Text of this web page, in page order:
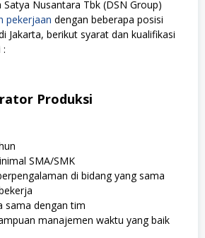
Satya Nusantara Tbk (DSN Group)
pekerjaan dengan beberapa posisi
Jakarta, berikut syarat dan kualifikasi
:
Produksi
SMA/SMK
di bidang yang sama
sama dengan tim
manajemen waktu yang baik